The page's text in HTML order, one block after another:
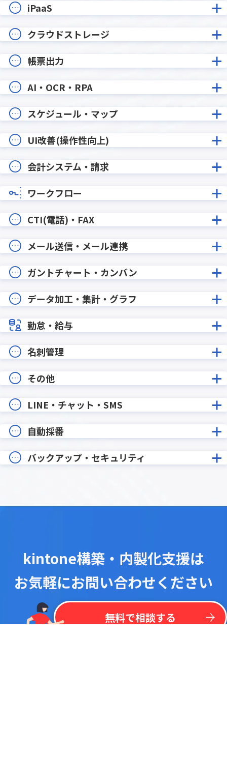
iPaaS
クラウドストレージ
帳票出力
AI・OCR・RPA
スケジュール・マップ
UI改善(操作性向上)
会計システム・請求
ワークフロー
CTI(電話)・FAX
メール送信・メール連携
ガントチャート・カンバン
データ加工・集計・グラフ
勤怠・給与
名刺管理
その他
LINE・チャット・SMS
自動採番
バックアップ・セキュリティ
kintone構築・内製化支援は
お気軽にお問い合わせください
無料で相談する
今なら
最 新リス トを 一括 掲載！
kintone
プラグイン